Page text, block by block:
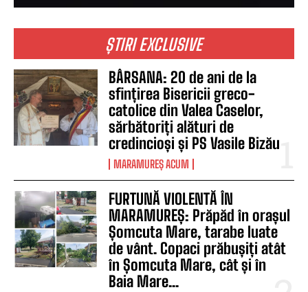
ȘTIRI EXCLUSIVE
BÂRSANA: 20 de ani de la
sfințirea Bisericii greco-
catolice din Valea Caselor,
sărbătoriți alături de
credincioși și PS Vasile Bizău
MARAMUREȘ ACUM
FURTUNĂ VIOLENTĂ ÎN
MARAMUREȘ: Prăpăd în orașul
Șomcuta Mare, tarabe luate
de vânt. Copaci prăbușiți atât
în Șomcuta Mare, cât și în
Baia Mare...